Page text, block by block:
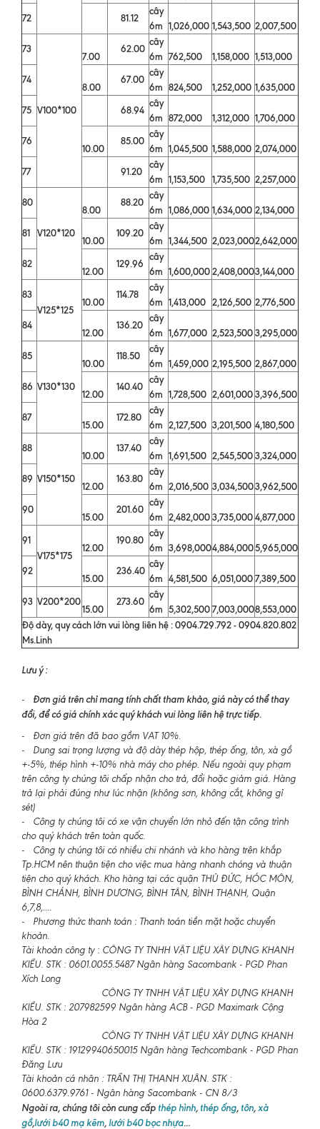
72
81.12
cây
6m 1,026,000 1,543,500 2,007,500
73
V100*100
7.00
62.00
cây
6m 762,500 1,158,000 1,513,000
74
8.00
67.00
cây
6m 824,500 1,252,000 1,635,000
75
68.94
cây
6m 872,000 1,312,000 1,706,000
76
10.00
85.00
cây
6m 1,045,500 1,588,000 2,074,000
77
91.20
cây
6m 1,153,500 1,735,500 2,257,000
80
V120*120
8.00
88.20
cây
6m 1,086,000 1,634,000 2,134,000
81
10.00
109.20
cây
6m 1,344,500 2,023,0002,642,000
82
12.00
129.96
cây
6m 1,600,0002,408,0003,144,000
83
V125*125
10.00
114.78
cây
6m 1,413,000 2,126,500 2,776,500
84
12.00
136.20
cây
6m 1,677,000 2,523,5003,295,000
85
V130*130
10.00
118.50
cây
6m 1,459,000 2,195,500 2,867,000
86
12.00
140.40
cây
6m 1,728,500 2,601,0003,396,500
87
15.00
172.80
cây
6m 2,127,500 3,201,500 4,180,500
88
V150*150
10.00
137.40
cây
6m 1,691,500 2,545,5003,324,000
89
12.00
163.80
cây
6m 2,016,500 3,034,5003,962,500
90
15.00
201.60
cây
6m 2,482,0003,735,0004,877,000
91
V175*175
12.00
190.80
cây
6m 3,698,0004,884,0005,965,000
92
15.00
236.40
cây
6m 4,581,500 6,051,0007,389,500
93 V200*200
15.00
273.60
cây
6m 5,302,5007,003,0008,553,000
Độ dày, quy cách lớn vui lòng liên hệ : 0904.729.792 - 0904.820.802
Ms.Linh
Lưu ý :
- Đơn giá trên chỉ mang tính chất tham khảo, giá này có thể thay
đổi, để có giá chính xác quý khách vui lòng liên hệ trực tiếp.
- Đơn giá trên đã bao gồm VAT 10%.
- Dung sai trọng lượng và độ dày thép hộp, thép ống, tôn, xà gồ
+-5%, thép hình +-10% nhà máy cho phép. Nếu ngoài quy phạm
trên công ty chúng tôi chấp nhận cho trả, đổi hoặc giảm giá. Hàng
trả lại phải đúng như lúc nhận (không sơn, không cắt, không gỉ
sét)
- Công ty chúng tôi có xe vận chuyển lớn nhỏ đến tận công trình
cho quý khách trên toàn quốc.
- Công ty chúng tôi có nhiều chi nhánh và kho hàng trên khắp
Tp.HCM nên thuận tiện cho việc mua hàng nhanh chóng và thuận
tiện cho quý khách. Kho hàng tại các quận THỦ ĐỨC, HÓC MÔN,
BÌNH CHÁNH, BÌNH DƯƠNG, BÌNH TÂN, BÌNH THẠNH, Quận
6,7,8,....
- Phương thức thanh toán : Thanh toán tiền mặt hoặc chuyển
khoản.
Tài khoản công ty : CÔNG TY TNHH VẬT LIỆU XÂY DỰNG KHANH
KIỀU. STK : 0601.0055.5487 Ngân hàng Sacombank - PGD Phan
Xích Long
CÔNG TY TNHH VẬT LIỆU XÂY DỰNG KHANH
KIỀU. STK : 207982599 Ngân hàng ACB - PGD Maximark Cộng
Hòa 2
CÔNG TY TNHH VẬT LIỆU XÂY DỰNG KHANH
KIỀU. STK : 19129940650015 Ngân hàng Techcombank - PGD Phan
Đăng Lưu
Tài khoản cá nhân : TRẦN THỊ THANH XUÂN. STK :
0600.6379.9761 - Ngân hàng Sacombank - CN 8/3
Ngoài ra, chúng tôi còn cung cấp thép hình, thép ống, tôn, xà
gồ,lưới b40 mạ kẽm, lưới b40 bọc nhựa...